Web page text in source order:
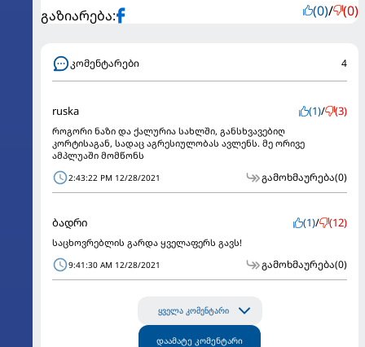
გაზიარება: (0)/ (0)
კომენტარები 4
ruska (1)/ (3)
როგორი ნაზი და ქალურია სახლში, განსხვავებიღ
კორტისაგან, სადაც აგრესიულობას ავლენს. მე ორივე
ამპლუაში მომწონს
2:43:22 PM 12/28/2021 გამოხმაურება(0)
ბადრი (1)/ (12)
საცხოვრებლის გარდა ყველაფერს გავს!
9:41:30 AM 12/28/2021 გამოხმაურება(0)
ყველა კომენტარი
დაამატე კომენტარი